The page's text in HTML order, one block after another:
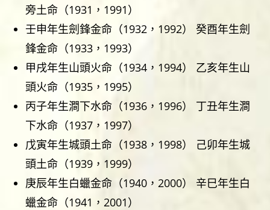
旁土命（1931，1991）
壬申年生劍鋒金命（1932，1992） 癸酉年生劍
鋒金命（1933，1993）
甲戌年生山頭火命（1934，1994） 乙亥年生山
頭火命（1935，1995）
丙子年生澗下水命（1936，1996） 丁丑年生澗
下水命（1937，1997）
戊寅年生城頭土命（1938，1998） 己卯年生城
頭土命（1939，1999）
庚辰年生白蠟金命（1940，2000） 辛巳年生白
蠟金命（1941，2001）